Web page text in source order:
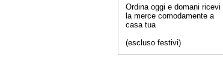
Ordina oggi e domani ricevi
la merce comodamente a
casa tua
(escluso festivi)